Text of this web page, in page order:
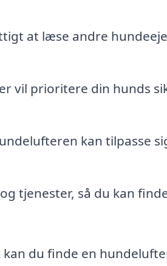
at læse andre
vil prioritere din hunds
kan tilpasse
tjenester, så du kan
du finde en